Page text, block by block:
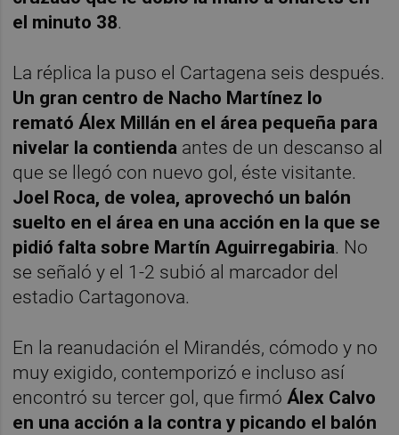
el minuto 38.
La réplica la puso el Cartagena seis después.
Un gran centro de Nacho Martínez lo
remató Álex Millán en el área pequeña para
nivelar la contienda antes de un descanso al
que se llegó con nuevo gol, éste visitante.
Joel Roca, de volea, aprovechó un balón
suelto en el área en una acción en la que se
pidió falta sobre Martín Aguirregabiria. No
se señaló y el 1-2 subió al marcador del
estadio Cartagonova.
En la reanudación el Mirandés, cómodo y no
muy exigido, contemporizó e incluso así
encontró su tercer gol, que firmó Álex Calvo
en una acción a la contra y picando el balón